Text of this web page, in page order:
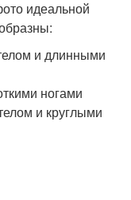
идеальной
и длинными
ногами
и круглыми